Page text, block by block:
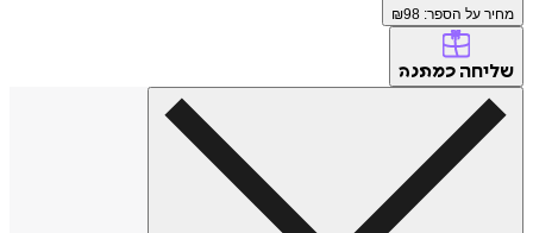
על הספר: ₪98
כמתנה